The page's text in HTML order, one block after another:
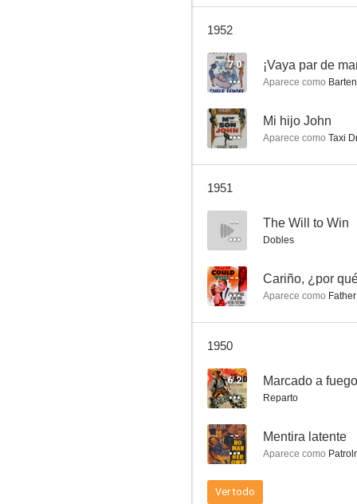
Ruta de utopía
6.5
Siguiendo mi camino
1952
7.0 ¡Vaya par de
Aparece como
-- Mi hijo John
Aparece como Taxi
1951
-- The Will to Win
Dobles
-- Cariño, ¿por
Aparece como
1950
6.2 Marcado a fuego
Reparto
-- Mentira latente
Aparece como
Ver todo